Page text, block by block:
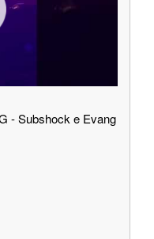
- Subshock e Evang